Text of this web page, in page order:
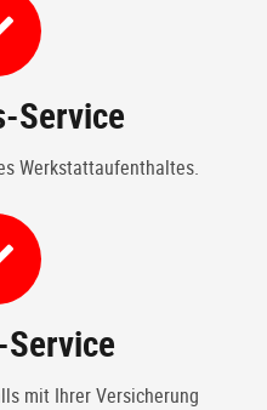
Service
Werkstattaufenthaltes.
mit Ihrer Versicherung